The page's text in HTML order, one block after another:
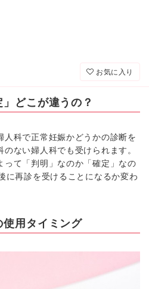
お気に入り
どこが違うの？
科で正常妊娠かどうかの診断を
ない婦人科でも受けられます。
って「判明」なのか「確定」なの
に再診を受けることになるか変わ
使用タイミング